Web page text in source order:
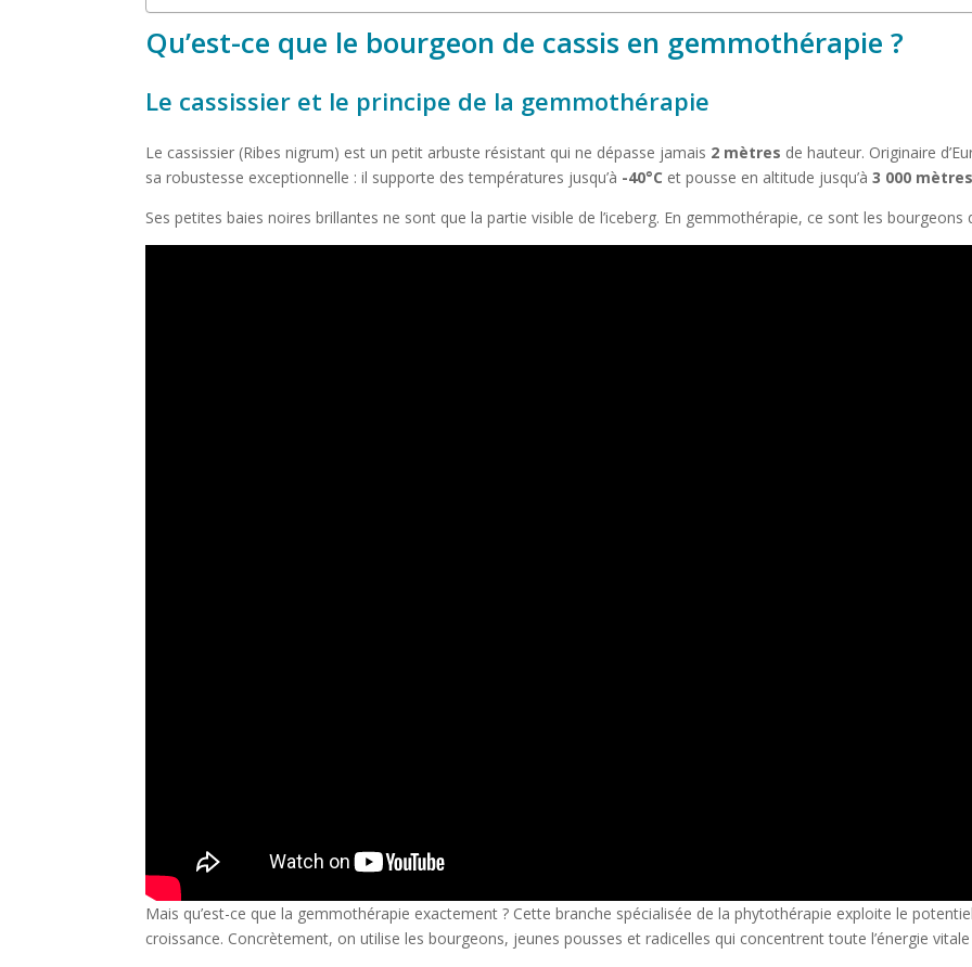
Qu’est-ce que le bourgeon de cassis en gemmothérapie ?
Le cassissier et le principe de la gemmothérapie
Le cassissier (Ribes nigrum) est un petit arbuste résistant qui ne dépasse jamais 2 mètres de hauteur. Originaire
sa robustesse exceptionnelle : il supporte des températures jusqu’à -40°C et pousse en altitude jusqu’à3 000 mètres
Ses petites baies noires brillantes ne sont que la partie visible de l’iceberg. En gemmothérapie, ce sont les bourgeons
Mais qu’est-ce que la gemmothérapie exactement ? Cette branche spécialisée de la phytothérapie exploite le
croissance. Concrètement, on utilise les bourgeons, jeunes pousses et radicelles qui concentrent toute l’énergie